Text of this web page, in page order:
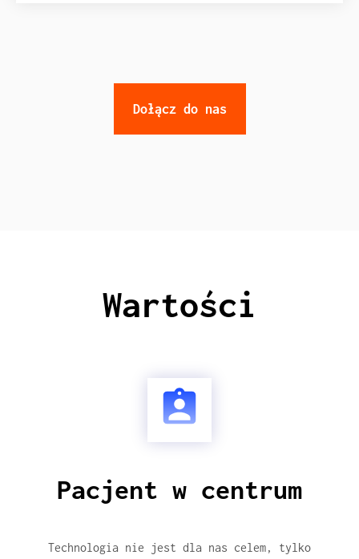
Dołącz do nas
Wartości
Pacjent w centrum
Technologia nie jest dla nas celem, tylko